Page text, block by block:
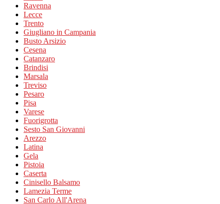
Ravenna
Lecce
Trento
Giugliano in Campania
Busto Arsizio
Cesena
Catanzaro
Brindisi
Marsala
Treviso
Pesaro
Pisa
Varese
Fuorigrotta
Sesto San Giovanni
Arezzo
Latina
Gela
Pistoia
Caserta
Cinisello Balsamo
Lamezia Terme
San Carlo All'Arena